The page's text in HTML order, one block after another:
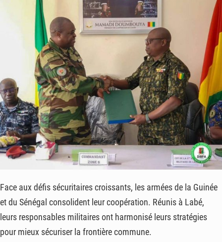
Face aux défis sécuritaires croissants, les armées de la Guinée
et du Sénégal consolident leur coopération. Réunis à Labé,
leurs responsables militaires ont harmonisé leurs stratégies
pour mieux sécuriser la frontière commune.